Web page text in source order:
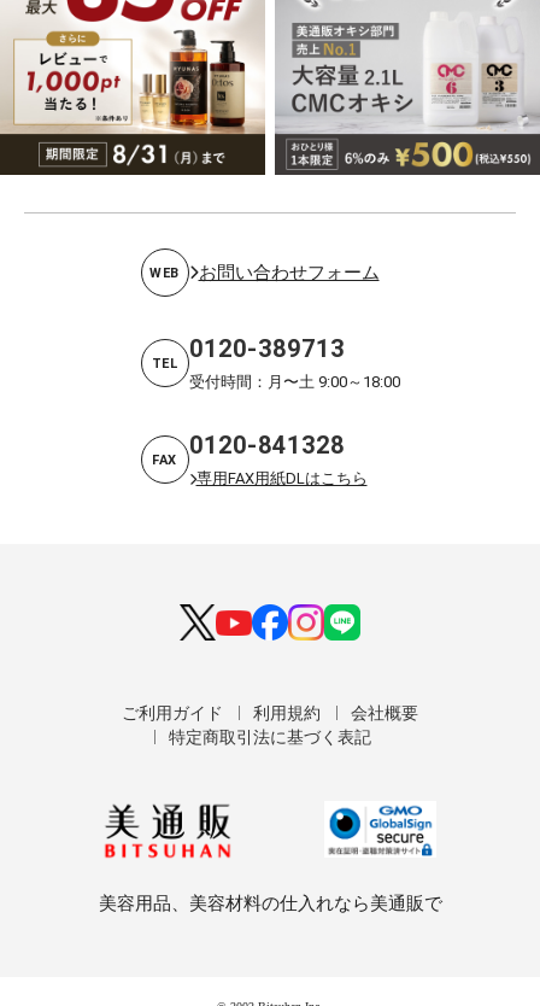
WEB お問い合わせフォーム
TEL 0120-389713
受付時間：月〜土 9:00～18:00
FAX 0120-841328
専用FAX用紙DLはこちら
ご利用ガイド 利用規約
会社概要
特定商取引法に基づく表記
美容用品、美容材料の仕入れなら美通販で